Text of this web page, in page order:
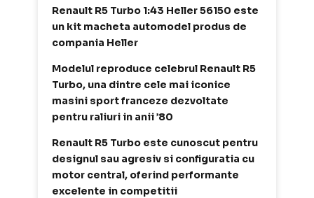
adeziv
Renault R5 Turbo 1:43 Heller 56150 este
un kit macheta automodel produs de
compania Heller
Modelul reproduce celebrul Renault R5
Turbo, una dintre cele mai iconice
masini sport franceze dezvoltate
pentru raliuri in anii ’80
Renault R5 Turbo este cunoscut pentru
designul sau agresiv si configuratia cu
motor central, oferind performante
excelente in competitii